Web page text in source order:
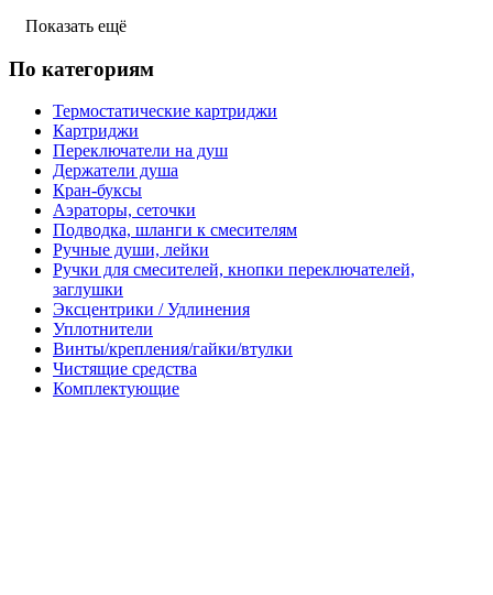
Показать ещё
По категориям
Термостатические картриджи
Картриджи
Переключатели на душ
Держатели душа
Кран-буксы
Аэраторы, сеточки
Подводка, шланги к смесителям
Ручные души, лейки
Ручки для смесителей, кнопки переключателей,
заглушки
Эксцентрики / Удлинения
Уплотнители
Винты/крепления/гайки/втулки
Чистящие средства
Комплектующие